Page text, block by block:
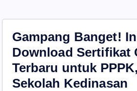
Gampang Banget!
Download Sertifikat
Terbaru untuk
Sekolah Kedinasan